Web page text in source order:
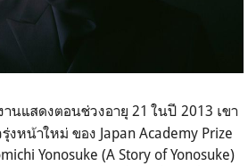
านแสดงตอนช่วงอายุ 21 ในปี 2013 เขา
งหน้าใหม่ ของ Japan Academy Prize
Yonosuke (A Story of Yonosuke)